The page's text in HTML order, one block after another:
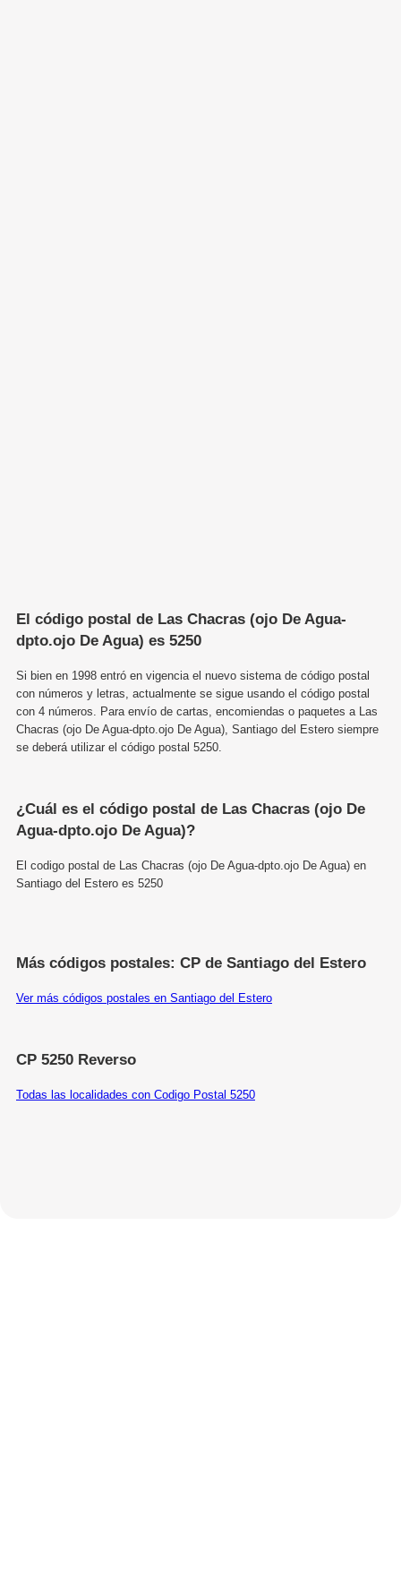
El código postal de Las Chacras (ojo De Agua-
dpto.ojo De Agua) es 5250
Si bien en 1998 entró en vigencia el nuevo sistema de código postal
con números y letras, actualmente se sigue usando el código postal
con 4 números. Para envío de cartas, encomiendas o paquetes a Las
Chacras (ojo De Agua-dpto.ojo De Agua), Santiago del Estero siempre
se deberá utilizar el código postal 5250.
¿Cuál es el código postal de Las Chacras (ojo De
Agua-dpto.ojo De Agua)?
El codigo postal de Las Chacras (ojo De Agua-dpto.ojo De Agua) en
Santiago del Estero es 5250
Más códigos postales: CP de Santiago del Estero
Ver más códigos postales en Santiago del Estero
CP 5250 Reverso
Todas las localidades con Codigo Postal 5250